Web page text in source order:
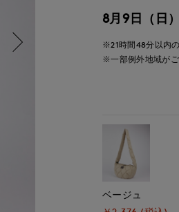
8月9日（日）
※21時間48分以内
※一部例外地域が
ベージュ